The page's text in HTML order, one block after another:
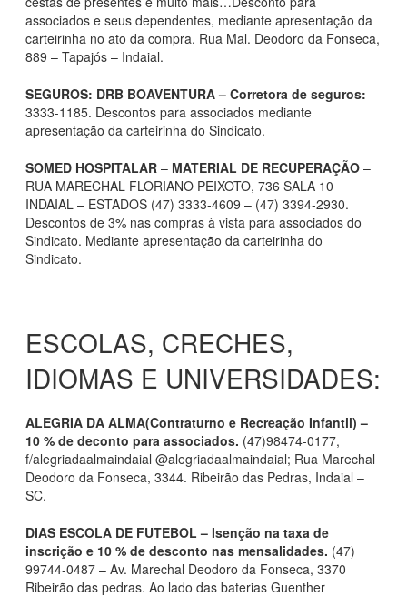
associados e seus dependentes, mediante apresentação da
carteirinha no ato da compra. Rua Mal. Deodoro da Fonseca,
889 – Tapajós – Indaial.
SEGUROS: DRB BOAVENTURA – Corretora de seguros:
3333-1185. Descontos para associados mediante
apresentação da carteirinha do Sindicato.
SOMED HOSPITALAR – MATERIAL DE RECUPERAÇÃO –
RUA MARECHAL FLORIANO PEIXOTO, 736 SALA 10
INDAIAL – ESTADOS (47) 3333-4609 – (47) 3394-2930.
Descontos de 3% nas compras à vista para associados do
Sindicato. Mediante apresentação da carteirinha do
Sindicato.
ESCOLAS, CRECHES,
IDIOMAS E UNIVERSIDADES:
ALEGRIA DA ALMA(Contraturno e Recreação Infantil) –
10 % de deconto para associados. (47)98474-0177,
f/alegriadaalmaindaial @alegriadaalmaindaial; Rua Marechal
Deodoro da Fonseca, 3344. Ribeirão das Pedras, Indaial –
SC.
DIAS ESCOLA DE FUTEBOL – Isenção na taxa de
inscrição e 10 % de desconto nas mensalidades. (47)
99744-0487 – Av. Marechal Deodoro da Fonseca, 3370
Ribeirão das pedras. Ao lado das baterias Guenther